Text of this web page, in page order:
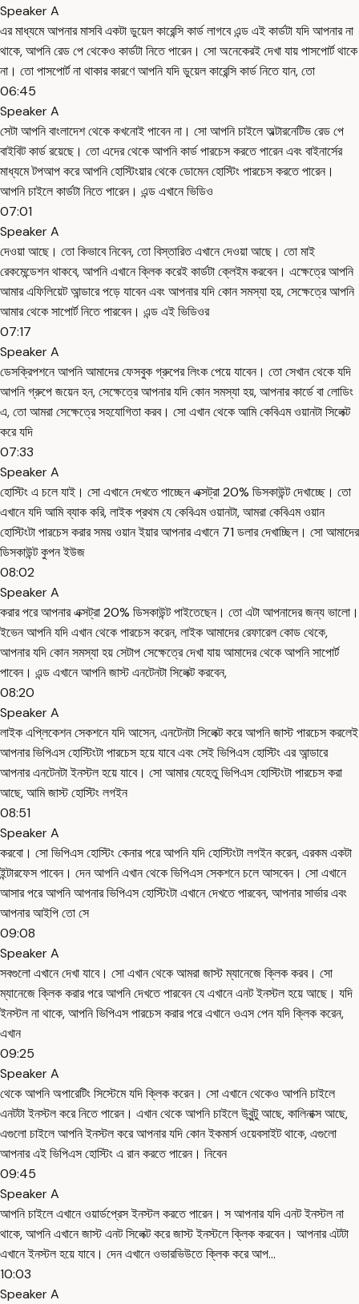
Speaker A
এর মাধ্যমে আপনার মাসবি একটা ডুয়েল কারেন্সি কার্ড লাগবে এন্ড এই কার্ডটা যদি আপনার না
থাকে, আপনি রেড পে থেকেও কার্ডটা নিতে পারেন। সো অনেকেরই দেখা যায় পাসপোর্ট থাকে
না। তো পাসপোর্ট না থাকার কারণে আপনি যদি ডুয়েল কারেন্সি কার্ড নিতে যান, তো
06:45
Speaker A
সেটা আপনি বাংলাদেশ থেকে কখনোই পাবেন না। সো আপনি চাইলে অল্টারনেটিভ রেড পে
বাইবিট কার্ড রয়েছে। তো এদের থেকে আপনি কার্ড পারচেস করতে পারেন এবং বাইনার্সের
মাধ্যমে টপআপ করে আপনি হোস্টিংয়ার থেকে ডোমেন হোস্টিং পারচেস করতে পারেন।
আপনি চাইলে কার্ডটা নিতে পারেন। এন্ড এখানে ভিডিও
07:01
Speaker A
দেওয়া আছে। তো কিভাবে নিবেন, তো বিস্তারিত এখানে দেওয়া আছে। তো মাই
রেকমেন্ডেশন থাকবে, আপনি এখানে ক্লিক করেই কার্ডটা ক্লেইম করবেন। এক্ষেত্রে আপনি
আমার এফিলিয়েট আন্ডারে পড়ে যাবেন এবং আপনার যদি কোন সমস্যা হয়, সেক্ষেত্রে আপনি
আমার থেকে সাপোর্ট নিতে পারবেন। এন্ড এই ভিডিওর
07:17
Speaker A
ডেসক্রিপশনে আপনি আমাদের ফেসবুক গ্রুপের লিংক পেয়ে যাবেন। তো সেখান থেকে যদি
আপনি গ্রুপে জয়েন হন, সেক্ষেত্রে আপনার যদি কোন সমস্যা হয়, আপনার কার্ডে বা লোডিং
এ, তো আমরা সেক্ষেত্রে সহযোগিতা করব। সো এখান থেকে আমি কেবিএম ওয়ানটা সিলেক্ট
করে যদি
07:33
Speaker A
হোস্টিং এ চলে যাই। সো এখানে দেখতে পাচ্ছেন এক্সট্রা 20% ডিসকাউন্ট দেখাচ্ছে। তো
এখানে যদি আমি ব্যাক করি, লাইক প্রথম যে কেবিএম ওয়ানটা, আমরা কেবিএম ওয়ান
হোস্টিংটা পারচেস করার সময় ওয়ান ইয়ার আপনার এখানে 71 ডলার দেখাচ্ছিল। সো আমাদের
ডিসকাউন্ট কুপন ইউজ
08:02
Speaker A
করার পরে আপনার এক্সট্রা 20% ডিসকাউন্ট পাইতেছেন। তো এটা আপনাদের জন্য ভালো।
ইভেন আপনি যদি এখান থেকে পারচেস করেন, লাইক আমাদের রেফারেল কোড থেকে,
আপনার যদি কোন সমস্যা হয় সেটাপ সেক্ষেত্রে দেখা যায় আমাদের থেকে আপনি সাপোর্ট
পাবেন। এন্ড এখানে আপনি জাস্ট এনটেনটা সিলেক্ট করবেন,
08:20
Speaker A
লাইক এপ্লিকেশন সেকশনে যদি আসেন, এনটেনটা সিলেক্ট করে আপনি জাস্ট পারচেস করলেই
আপনার ভিপিএস হোস্টিংটা পারচেস হয়ে যাবে এবং সেই ভিপিএস হোস্টিং এর আন্ডারে
আপনার এনটেনটা ইনস্টল হয়ে যাবে। সো আমার যেহেতু ভিপিএস হোস্টিংটা পারচেস করা
আছে, আমি জাস্ট হোস্টিং লগইন
08:51
Speaker A
করবো। সো ভিপিএস হোস্টিং কেনার পরে আপনি যদি হোস্টিংটা লগইন করেন, এরকম একটা
ইন্টারফেস পাবেন। দেন আপনি এখান থেকে ভিপিএস সেকশনে চলে আসবেন। সো এখানে
আসার পরে আপনি আপনার ভিপিএস হোস্টিংটা এখানে দেখতে পারবেন, আপনার সার্ভার এবং
আপনার আইপি তো সে
09:08
Speaker A
সবগুলো এখানে দেখা যাবে। সো এখান থেকে আমরা জাস্ট ম্যানেজে ক্লিক করব। সো
ম্যানেজে ক্লিক করার পরে আপনি দেখতে পারবেন যে এখানে এনট ইনস্টল হয়ে আছে। যদি
ইনস্টল না থাকে, আপনি ভিপিএস পারচেস করার পরে এখানে ওএস পেন যদি ক্লিক করেন,
এখান
09:25
Speaker A
থেকে আপনি অপারেটিং সিস্টেমে যদি ক্লিক করেন। সো এখানে থেকেও আপনি চাইলে
এনটটা ইনস্টল করে নিতে পারেন। এখান থেকে আপনি চাইলে উবুন্টু আছে, কালিনাক্স আছে,
এগুলো চাইলে আপনি ইনস্টল করে আপনার যদি কোন ইকমার্স ওয়েবসাইট থাকে, এগুলো
আপনার এই ভিপিএস হোস্টিং এ রান করতে পারেন। নিবেন
09:45
Speaker A
আপনি চাইলে এখানে ওয়ার্ডপ্রেস ইনস্টল করতে পারেন। স আপনার যদি এনট ইনস্টল না
থাকে, আপনি এখানে জাস্ট এনট সিলেক্ট করে জাস্ট ইনস্টলে ক্লিক করবেন। আপনার এটটা
এখানে ইনস্টল হয়ে যাবে। দেন এখানে ওভারভিউতে ক্লিক করে আপ...
10:03
Speaker A